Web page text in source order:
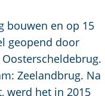
bouwen en op 15
geopend door
Zeelandbrug. Na
werd het in 2015